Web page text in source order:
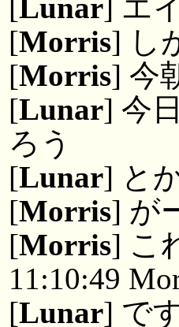
[Lunar] エ
[Morris] し
[Morris] 今
[Lunar] 今
ろう
[Lunar] と
[Morris] が
[Morris] こ
11:10:49
[Lunar] です